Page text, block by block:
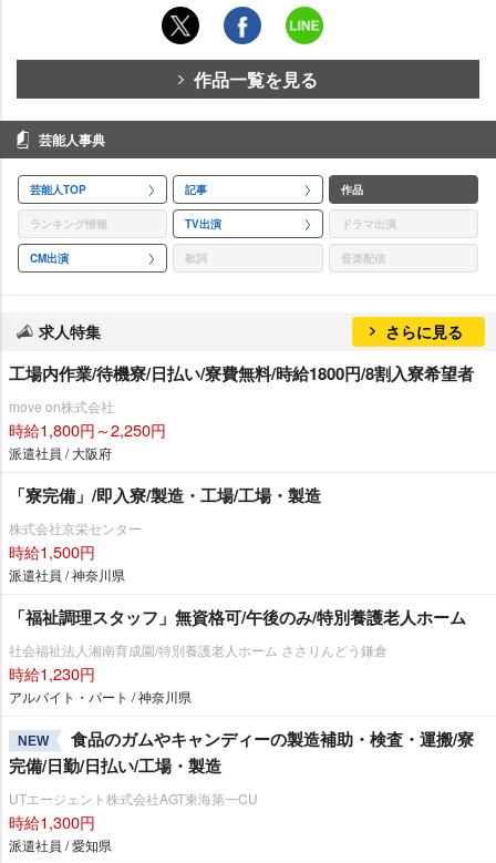
作品一覧を見る
芸能人事典
芸能人TOP 記事 作品
ランキング情報 TV出演 ドラマ出演
CM出演 歌詞 音楽配信
求人特集 さらに見る
工場内作業/待機寮/日払い/寮費無料/時給1800円/8割入寮希望者
move on株式会社
時給1,800円～2,250円
派遣社員 / 大阪府
「寮完備」/即入寮/製造・工場/工場・製造
株式会社京栄センター
時給1,500円
派遣社員 / 神奈川県
「福祉調理スタッフ」無資格可/午後のみ/特別養護老人ホーム
社会福祉法人湘南育成園/特別養護老人ホーム ささりんどう鎌倉
時給1,230円
アルバイト・パート / 神奈川県
NEW
食品のガムやキャンディーの製造補助・検査・運搬/寮
完備/日勤/日払い/工場・製造
UTエージェント株式会社AGT東海第一CU
時給1,300円
派遣社員 / 愛知県